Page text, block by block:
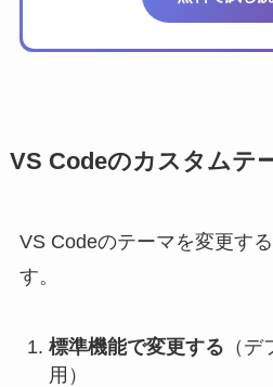
VS Codeのカスタムテ
VS Codeのテーマを変更す
す。
標準機能で変更する （
用）